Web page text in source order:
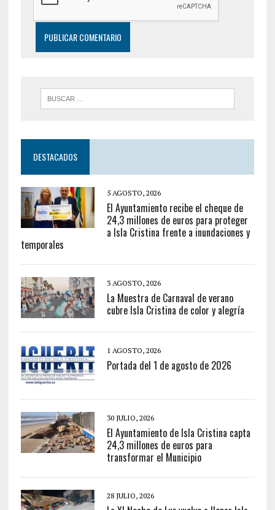
DESTACADOS
5 AGOSTO, 2026
El Ayuntamiento recibe el cheque de
24,3 millones de euros para proteger
a Isla Cristina frente a inundaciones y
temporales
3 AGOSTO, 2026
La Muestra de Carnaval de verano
cubre Isla Cristina de color y alegría
1 AGOSTO, 2026
Portada del 1 de agosto de 2026
30 JULIO, 2026
El Ayuntamiento de Isla Cristina capta
24,3 millones de euros para
transformar el Municipio
28 JULIO, 2026